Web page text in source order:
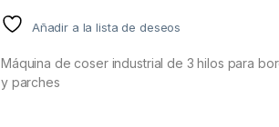
Añadir a la lista de deseos
Máquina de coser industrial de 3 hilos para
y parches